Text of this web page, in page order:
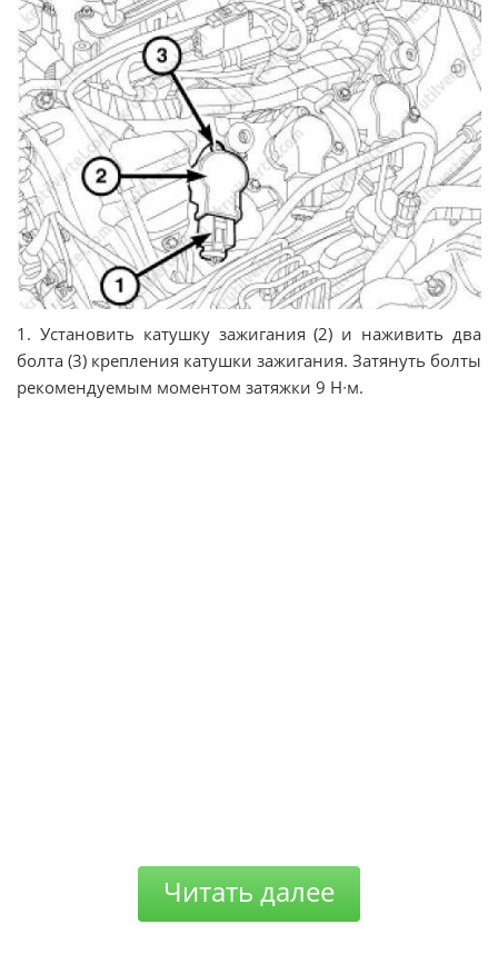
1. Установить катушку зажигания (2) и наживить два
болта (3) крепления катушки зажигания. Затянуть болты
рекомендуемым моментом затяжки 9 Н∙м.
Читать далее